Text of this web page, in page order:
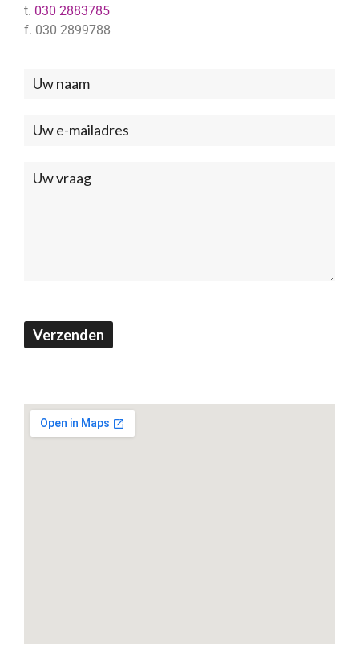
t. 030 2883785
f. 030 2899788
Neem
met
ons
Verzenden